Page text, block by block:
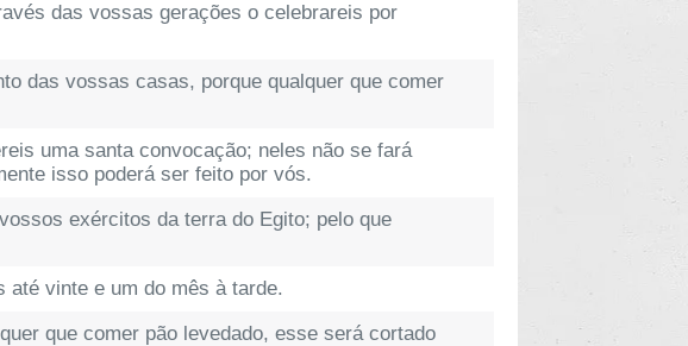
das vossas gerações o celebrareis por
das vossas casas, porque qualquer que comer
uma santa convocação; neles não se fará
isso poderá ser feito por vós.
exércitos da terra do Egito; pelo que
vinte e um do mês à tarde.
que comer pão levedado, esse será cortado